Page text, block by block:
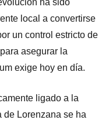
local a convertirse
un control estricto de
asegurar la
exige hoy en día.
ligado a la
de Lorenzana se ha